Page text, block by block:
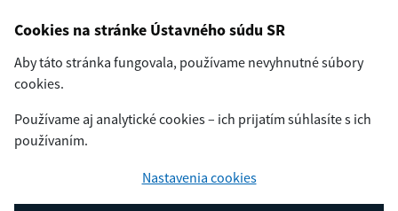
Cookies na stránke Ústavného súdu SR
Aby táto stránka fungovala, používame nevyhnutné súbory
cookies.
Používame aj analytické cookies – ich prijatím súhlasíte s ich
používaním.
Nastavenia cookies